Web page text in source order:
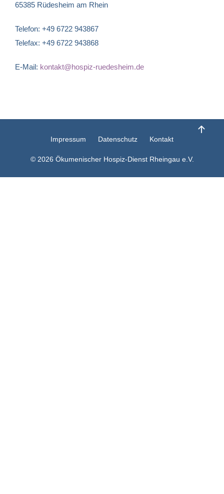
65385 Rüdesheim am Rhein
Telefon: +49 6722 943867
Telefax: +49 6722 943868
E-Mail: kontakt@hospiz-ruedesheim.de
Impressum Datenschutz Kontakt
© 2026 Ökumenischer Hospiz-Dienst Rheingau e.V.